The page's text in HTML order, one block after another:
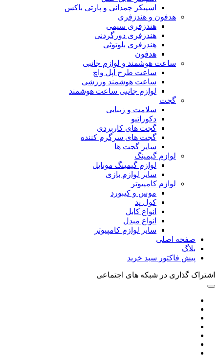
اسپیکر چمدانی و پارتی باکس
هدفون و هندزفری
هندزفری سیمی
هندزفری دورگردنی
هندزفری بلوتوثی
هدفون
ساعت هوشمند و لوازم جانبی
ساعت طرح اپل واچ
ساعت هوشمند ورزشی
لوازم جانبی ساعت هوشمند
گجت
سلامت و زیبایی
دکوراتیو
گجت های کاربردی
گجت های سرگرم کننده
سایر گجت ها
لوازم گیمینگ
لوازم گیمینگ موبایل
سایر لوازم بازی
لوازم کامپیوتر
موس و کیبورد
کول پد
انواع کابل
انواع مبدل
سایر لوازم کامپیوتر
صفحه اصلی
بلاگ
پیش فاکتور سبد خرید
اشتراک گذاری در شبکه های اجتماعی